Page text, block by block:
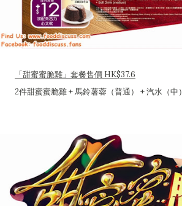
「甜蜜蜜脆雞」套餐售價 HK$37.6
2件甜蜜蜜脆雞 + 馬鈴薯蓉（普通） + 汽水（中）